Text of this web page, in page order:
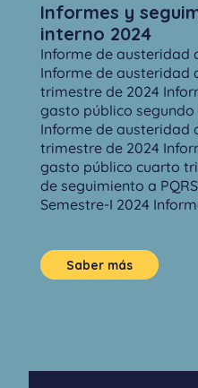
Informes y
interno 2024
Informe de austeridad
Informe de austeridad
trimestre de 2024
gasto público
Informe de austeridad
trimestre de 2024
gasto público cuarto
de seguimiento a
Semestre-I 2024
Saber más